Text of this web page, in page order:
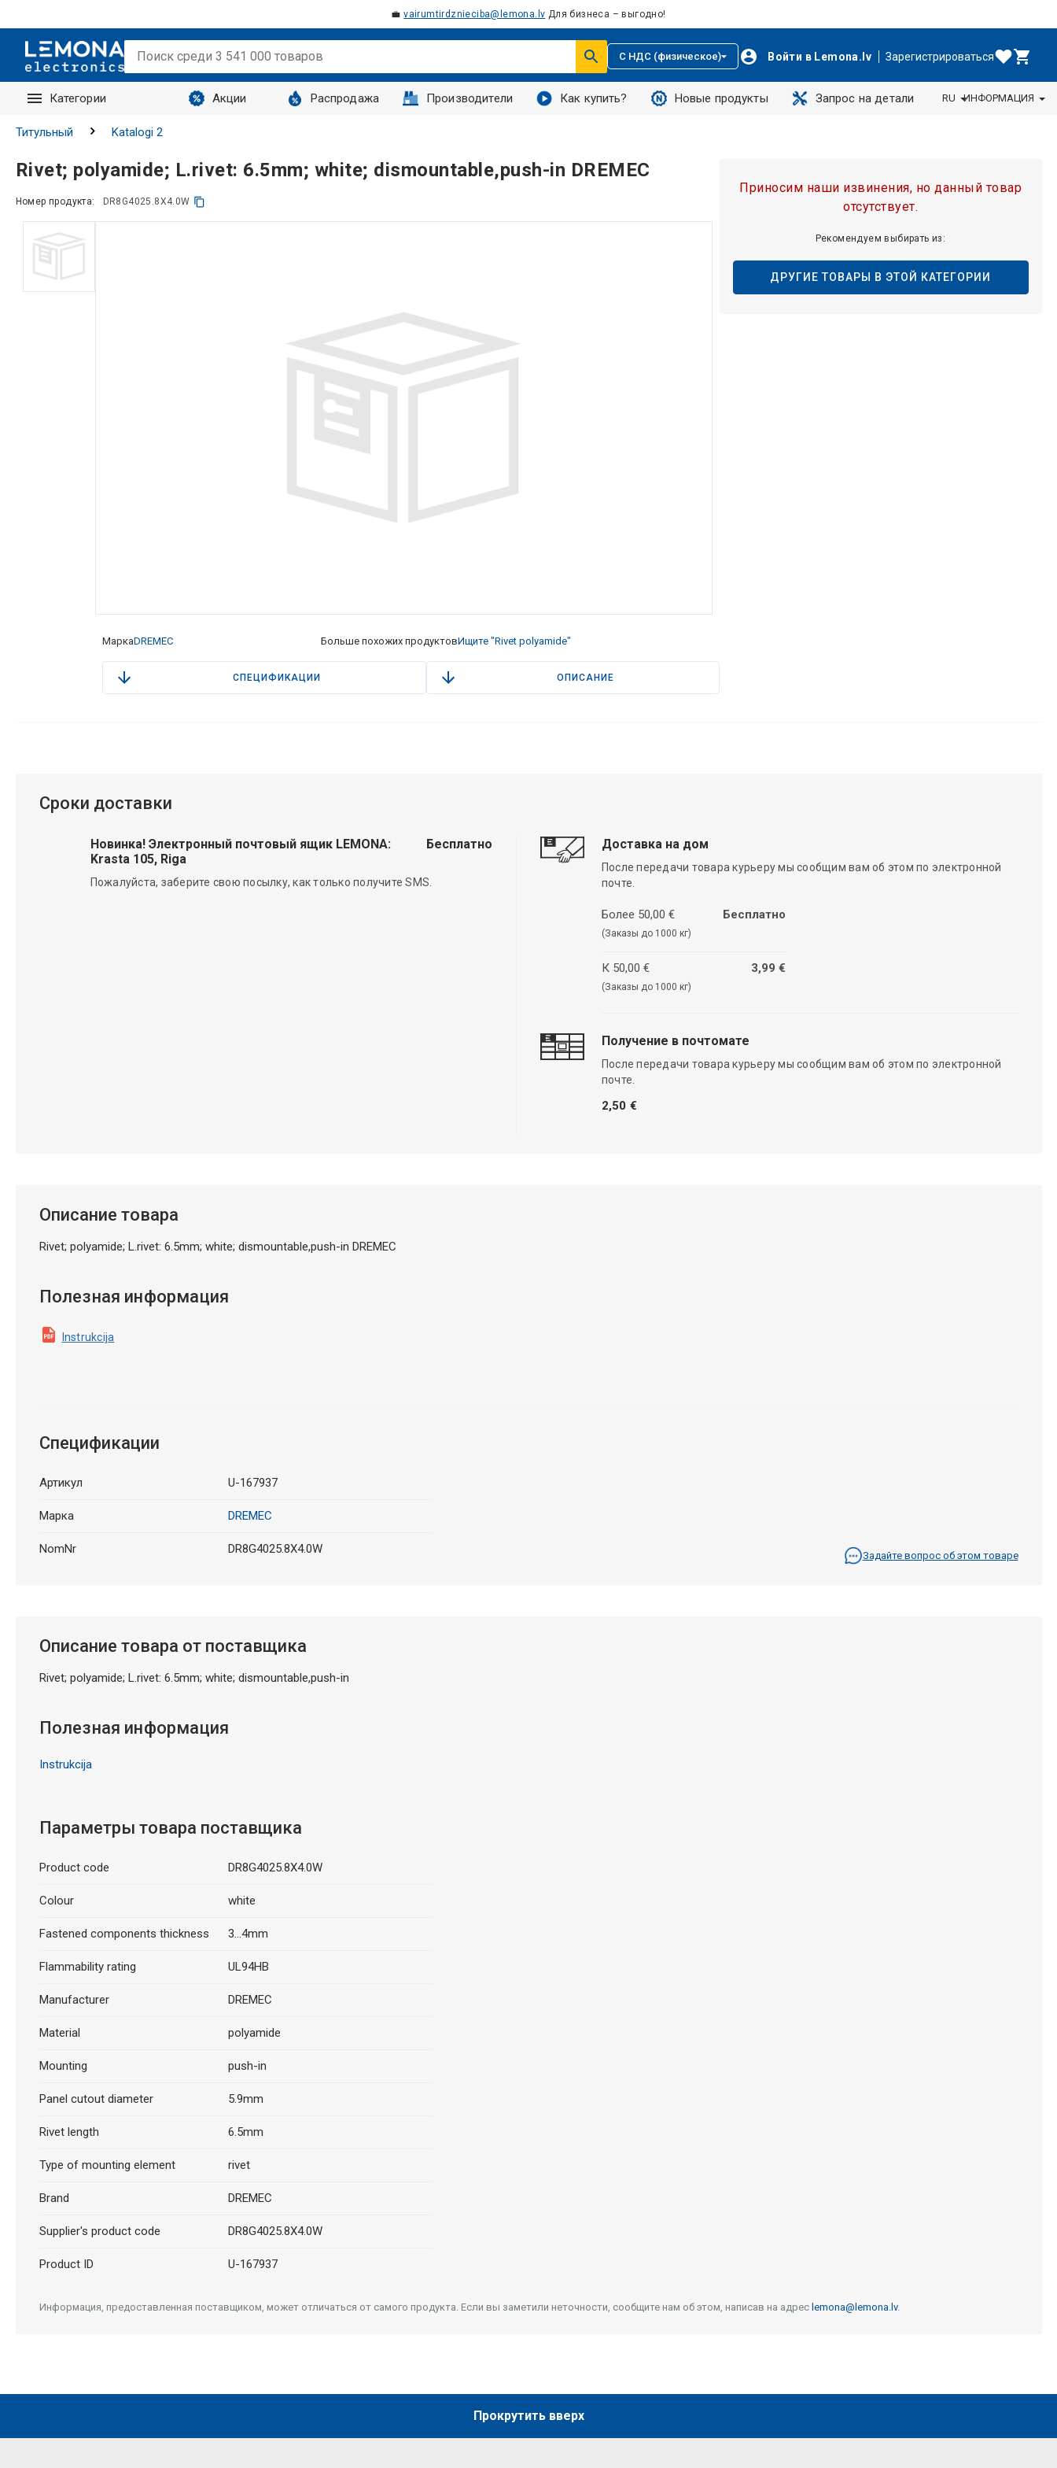
💼vairumtirdznieciba@lemona.lv Для бизнеса – выгодно!
С НДС (физическое) Войти в Lemona.lv Зарегистрироваться
Категории Акции Распродажа Производители Как купить? Новые продукты Запрос на детали
Запросы
RU ИНФОРМАЦИЯ
Титульный Katalogi 2
Rivet; polyamide; L.rivet: 6.5mm; white; dismountable,push-in DREMEC
Номер продукта: DR8G4025.8X4.0W
МаркаDREMEC Больше похожих продуктовИщите "Rivet polyamide"
СПЕЦИФИКАЦИИ ОПИСАНИЕ
Приносим наши извинения, но данный товар
отсутствует.
Рекомендуем выбирать из:
ДРУГИЕ ТОВАРЫ В ЭТОЙ КАТЕГОРИИ
Сроки доставки
Новинка! Электронный почтовый ящик LEMONA:
Krasta 105, Riga
Бесплатно
Пожалуйста, заберите свою посылку, как только получите SMS.
Доставка на дом
После передачи товара курьеру мы сообщим вам об этом по электронной
почте.
Более 50,00 €
(Заказы до 1000 кг)
Бесплатно
К 50,00 €
(Заказы до 1000 кг)
3,99 €
Получение в почтомате
После передачи товара курьеру мы сообщим вам об этом по электронной
почте.
2,50 €
Описание товара
Rivet; polyamide; L.rivet: 6.5mm; white; dismountable,push-in DREMEC
Полезная информация
Instrukcija
Спецификации
Артикул U-167937
Марка DREMEC
NomNr DR8G4025.8X4.0W Задайте вопрос об этом товаре
Описание товара от поставщика
Rivet; polyamide; L.rivet: 6.5mm; white; dismountable,push-in
Полезная информация
Instrukcija
Параметры товара поставщика
Product code DR8G4025.8X4.0W
Colour white
Fastened components thickness 3...4mm
Flammability rating UL94HB
Manufacturer DREMEC
Material polyamide
Mounting push-in
Panel cutout diameter 5.9mm
Rivet length 6.5mm
Type of mounting element rivet
Brand DREMEC
Supplier's product code DR8G4025.8X4.0W
Product ID U-167937
Информация, предоставленная поставщиком, может отличаться от самого продукта. Если вы заметили неточности, сообщите нам об этом, написав на адрес lemona@lemona.lv.
Прокрутить вверх